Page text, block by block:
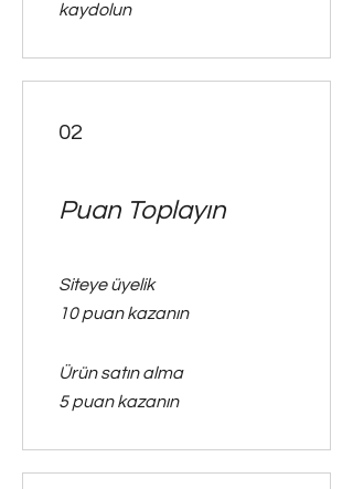
kaydolun
02
Puan Toplayın
Siteye üyelik
10 puan kazanın
Ürün satın alma
5 puan kazanın